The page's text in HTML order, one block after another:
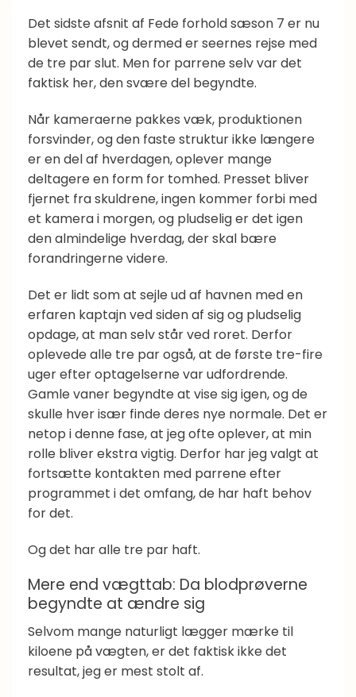
Det sidste afsnit af Fede forhold sæson 7 er nu
blevet sendt, og dermed er seernes rejse med
de tre par slut. Men for parrene selv var det
faktisk her, den svære del begyndte.
Når kameraerne pakkes væk, produktionen
forsvinder, og den faste struktur ikke længere
er en del af hverdagen, oplever mange
deltagere en form for tomhed. Presset bliver
fjernet fra skuldrene, ingen kommer forbi med
et kamera i morgen, og pludselig er det igen
den almindelige hverdag, der skal bære
forandringerne videre.
Det er lidt som at sejle ud af havnen med en
erfaren kaptajn ved siden af sig og pludselig
opdage, at man selv står ved roret. Derfor
oplevede alle tre par også, at de første tre-fire
uger efter optagelserne var udfordrende.
Gamle vaner begyndte at vise sig igen, og de
skulle hver især finde deres nye normale. Det er
netop i denne fase, at jeg ofte oplever, at min
rolle bliver ekstra vigtig. Derfor har jeg valgt at
fortsætte kontakten med parrene efter
programmet i det omfang, de har haft behov
for det.
Og det har alle tre par haft.
Mere end vægttab: Da blodprøverne
begyndte at ændre sig
Selvom mange naturligt lægger mærke til
kiloene på vægten, er det faktisk ikke det
resultat, jeg er mest stolt af.